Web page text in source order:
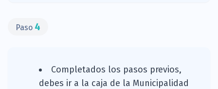
Paso 4
Completados los pasos previos,
debes ir a la caja de la Municipalidad